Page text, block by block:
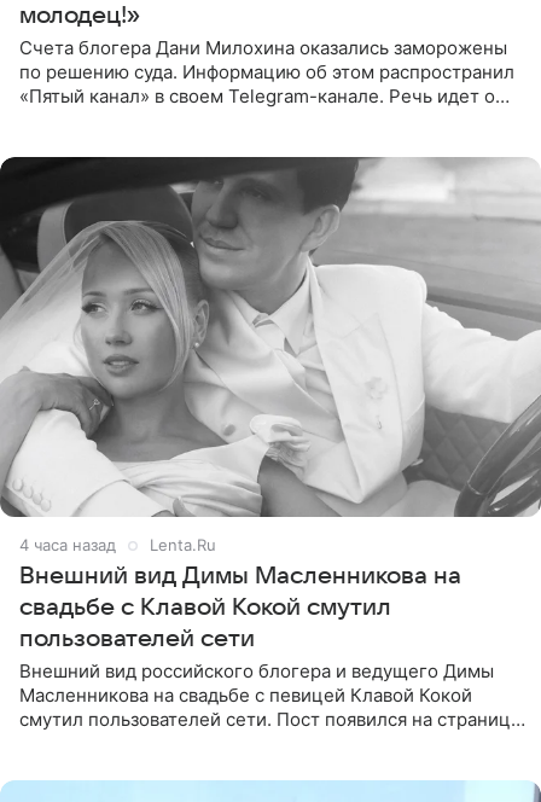
молодец!»
Счета блогера Дани Милохина оказались заморожены
по решению суда. Информацию об этом распространил
«Пятый канал» в своем Telegram-канале. Речь идет о
4 часа назад Lenta.Ru
Внешний вид Димы Масленникова на
свадьбе с Клавой Кокой смутил
пользователей сети
Внешний вид российского блогера и ведущего Димы
Масленникова на свадьбе с певицей Клавой Кокой
смутил пользователей сети. Пост появился на странице